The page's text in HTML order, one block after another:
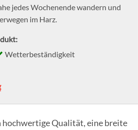
jedes Wochenende wandern und
im Harz.
Wetterbeständigkeit
hochwertige Qualität, eine breite